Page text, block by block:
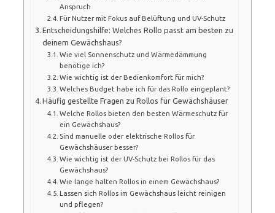
Anspruch
Für Nutzer mit Fokus auf Belüftung und UV-Schutz
Entscheidungshilfe: Welches Rollo passt am besten zu
deinem Gewächshaus?
Wie viel Sonnenschutz und Wärmedämmung
benötige ich?
Wie wichtig ist der Bedienkomfort für mich?
Welches Budget habe ich für das Rollo eingeplant?
Häufig gestellte Fragen zu Rollos für Gewächshäuser
Welche Rollos bieten den besten Wärmeschutz für
ein Gewächshaus?
Sind manuelle oder elektrische Rollos für
Gewächshäuser besser?
Wie wichtig ist der UV-Schutz bei Rollos für das
Gewächshaus?
Wie lange halten Rollos in einem Gewächshaus?
Lassen sich Rollos im Gewächshaus leicht reinigen
und pflegen?